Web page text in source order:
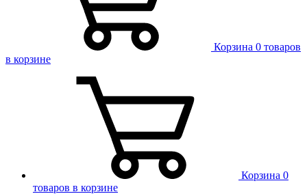
Корзина 0 товаров
в корзине
Корзина 0
товаров в корзине